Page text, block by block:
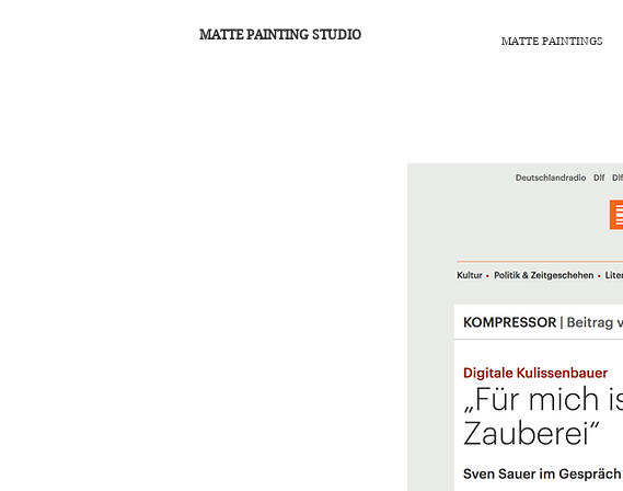
MATTE PAINTINGS
MATTE PAINTING STUDIO